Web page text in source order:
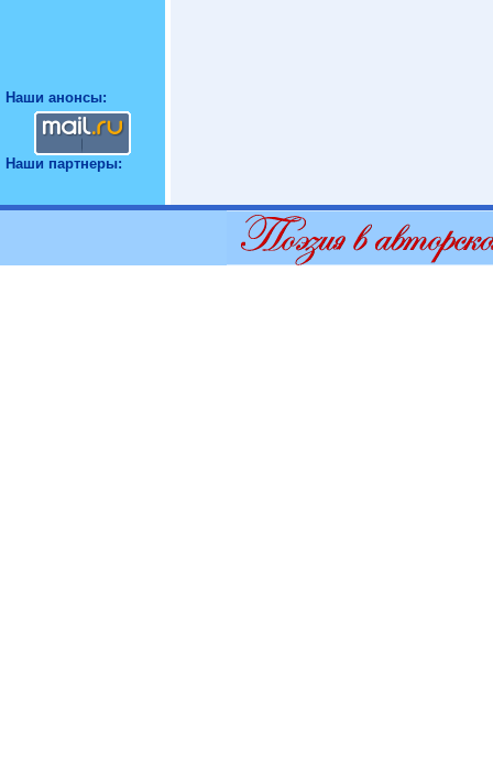
Наши анонсы:
Наши партнеры: